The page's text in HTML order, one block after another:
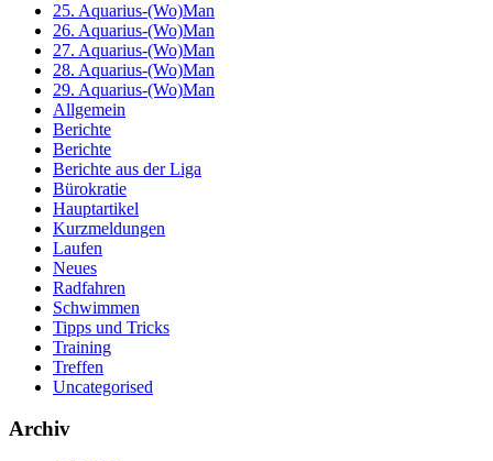
25. Aquarius-(Wo)Man
26. Aquarius-(Wo)Man
27. Aquarius-(Wo)Man
28. Aquarius-(Wo)Man
29. Aquarius-(Wo)Man
Allgemein
Berichte
Berichte
Berichte aus der Liga
Bürokratie
Hauptartikel
Kurzmeldungen
Laufen
Neues
Radfahren
Schwimmen
Tipps und Tricks
Training
Treffen
Uncategorised
Archiv